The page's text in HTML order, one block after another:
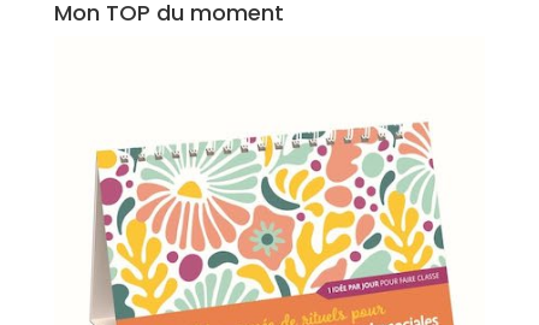
Mon TOP du moment